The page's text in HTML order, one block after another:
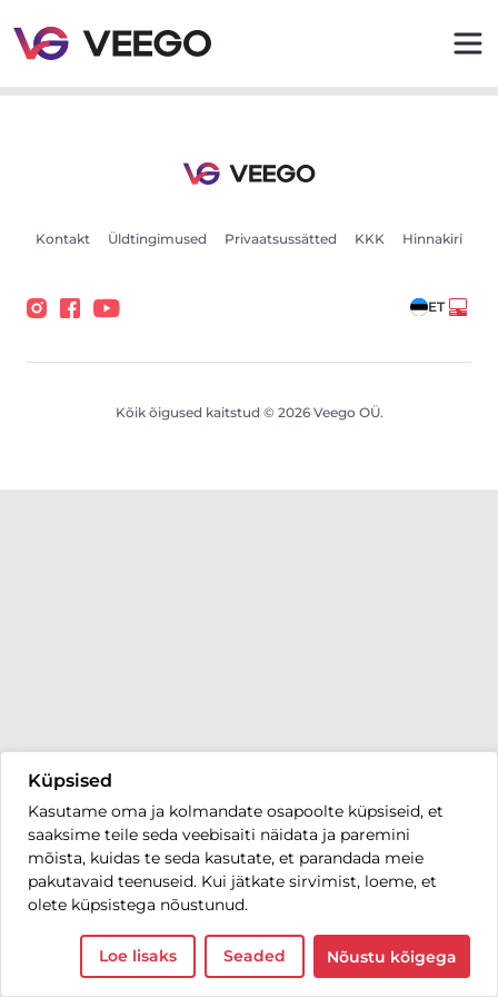
Küpsised
Kasutame oma ja kolmandate osapoolte küpsiseid, et
saaksime teile seda veebisaiti näidata ja paremini
mõista, kuidas te seda kasutate, et parandada meie
pakutavaid teenuseid. Kui jätkate sirvimist, loeme, et
olete küpsistega nõustunud.
Loe lisaks Seaded Nõustu kõigega
Kontakt Üldtingimused Privaatsussätted KKK Hinnakiri
ET
Kõik õigused kaitstud © 2026 Veego OÜ.